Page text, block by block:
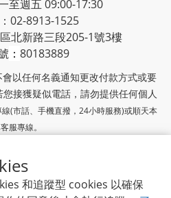
和追蹤型 cookies 以確保
至週五 09:00-17:30
02-8913-1525
北新路三段205-1號3樓
： 80183889
會以任何名義通知更改付款方式或要
接獲疑似電話，請勿提供任何個人
(市話、手機直撥，24小時服務)或順天本
服專線。
條款
堂集團